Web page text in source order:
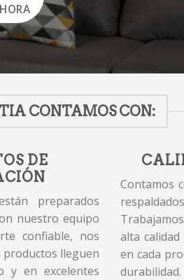
CONTAMOS CON:
DE
preparados
nuestro equipo
confiable, nos
productos lleguen
y en excelentes
Contamos
alta
en cada